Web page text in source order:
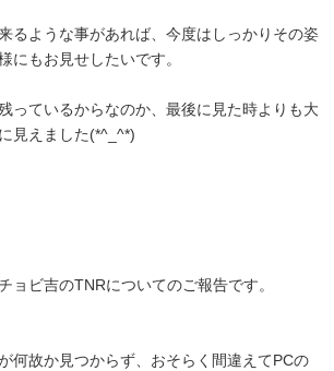
るような事があれば、今度はしっかりその姿
にもお見せしたいです。
っているからなのか、最後に見た時よりも大
見えました(*^_^*)
ョビ吉のTNRについてのご報告です。
何故か見つからず、おそらく間違えてPCの